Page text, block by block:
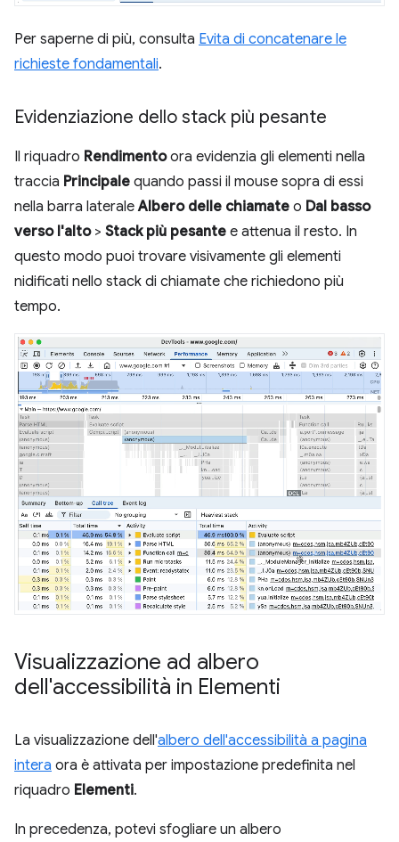
Per saperne di più, consulta Evita di concatenare le
richieste fondamentali.
Evidenziazione dello stack più pesante
Il riquadro Rendimentoora evidenzia gli elementi nella
traccia Principale quando passi il mouse sopra di essi
nella barra lateraleAlbero delle chiamate o Dal basso
verso l'alto> Stack più pesante e attenua il resto. In
questo modo puoi trovare visivamente gli elementi
nidificati nello stack di chiamate che richiedono più
tempo.
Visualizzazione ad albero
dell'accessibilità in Elementi
La visualizzazione dell'albero dell'accessibilità a pagina
intera ora è attivata per impostazione predefinita nel
riquadro Elementi.
In precedenza, potevi sfogliare un albero